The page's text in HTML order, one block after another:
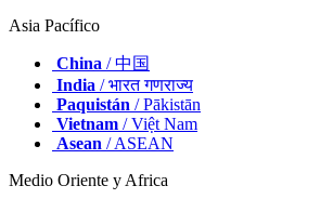
Asia Pacífico
China / 中国
India / भारत गणराज्य
Paquistán / Pākistān
Vietnam / Việt Nam
Asean / ASEAN
Medio Oriente y Africa